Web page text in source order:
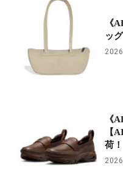
《
ッ
《
【
荷！